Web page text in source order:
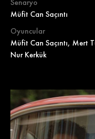
Senaryo
Müfit Can Saçıntı
Oyuncular
Müfit Can Saçıntı, Mert
Nur Kerkük